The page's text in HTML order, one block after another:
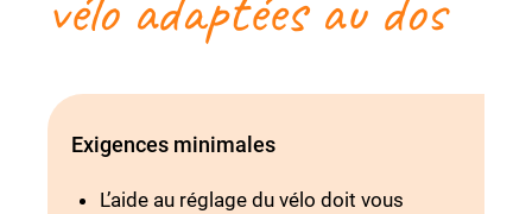
Exigences minimales
L’aide au réglage du vélo doit vous